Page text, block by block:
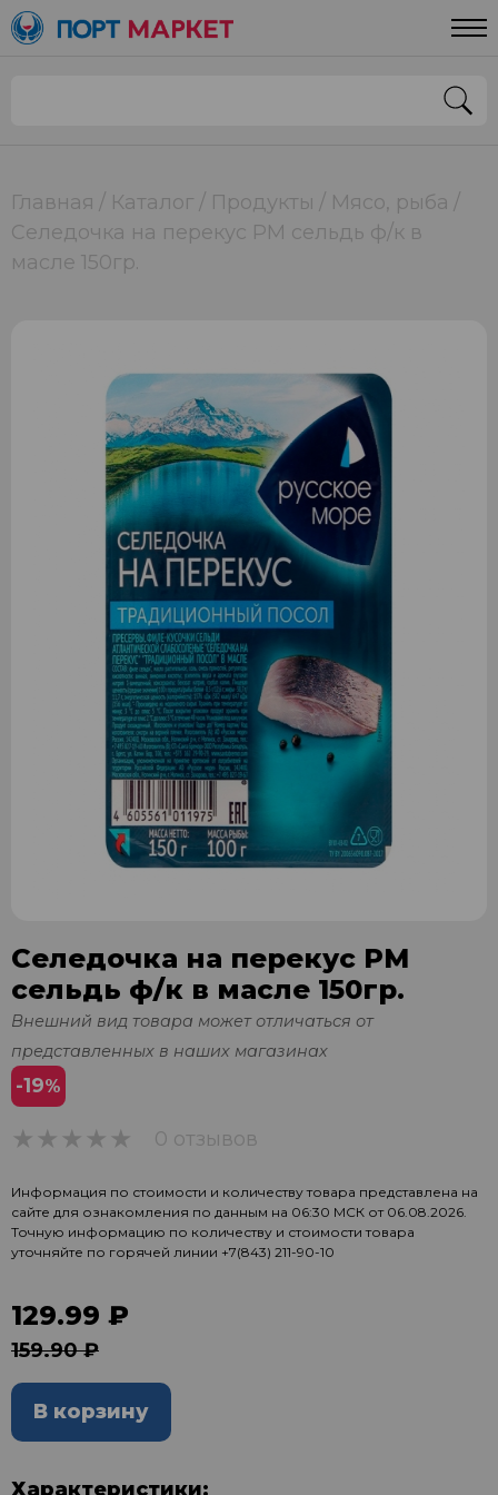
Главная Каталог Продукты
Мясо, рыба
Селедочка на перекус РМ сельдь ф/к в
масле 150гр.
Селедочка на перекус РМ
сельдь ф/к в масле 150гр.
Внешний вид товара может отличаться от
представленных в наших магазинах
-19%
0 отзывов
Информация по стоимости и количеству товара представлена на
сайте для ознакомления по данным на 06:30 МСК от 06.08.2026.
Точную информацию по количеству и стоимости товара
уточняйте по горячей линии +7(843) 211-90-10
129.99 ₽
159.90 ₽
В корзину
Характеристики: